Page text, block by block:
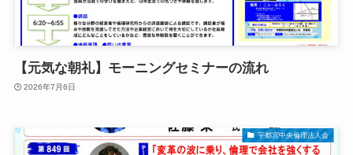
【元気な朝礼】モーニングセミナーの流れ
2026年7月6日
宇都宮中央倫理法人会